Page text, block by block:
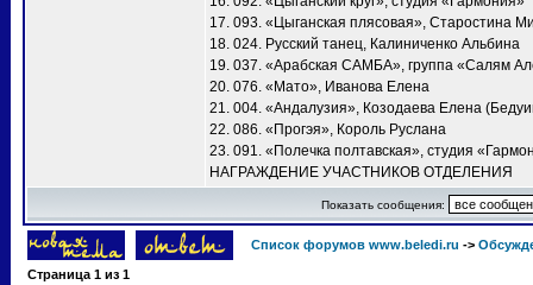
17. 093. «Цыганская плясовая», Старостина
18. 024. Русский танец, Калиниченко Альбина
19. 037. «Арабская САМБА», группа «Салям
20. 076. «Мато», Иванова Елена
21. 004. «Андалузия», Козодаева Елена
22. 086. «Прогэя», Король Руслана
23. 091. «Полечка полтавская», студия
НАГРАЖДЕНИЕ УЧАСТНИКОВ ОТДЕЛЕНИЯ
Показать сообщения:
Список форумов www.beledi.ru ->
Страница 1 из 1